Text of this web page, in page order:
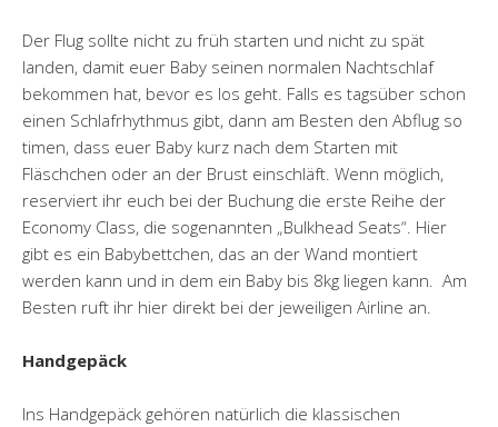
Der Flug sollte nicht zu früh starten und nicht zu spät
landen, damit euer Baby seinen normalen Nachtschlaf
bekommen hat, bevor es los geht. Falls es tagsüber schon
einen Schlafrhythmus gibt, dann am Besten den Abflug so
timen, dass euer Baby kurz nach dem Starten mit
Fläschchen oder an der Brust einschläft. Wenn möglich,
reserviert ihr euch bei der Buchung die erste Reihe der
Economy Class, die sogenannten „Bulkhead Seats“. Hier
gibt es ein Babybettchen, das an der Wand montiert
werden kann und in dem ein Baby bis 8kg liegen kann. Am
Besten ruft ihr hier direkt bei der jeweiligen Airline an.
Handgepäck
Ins Handgepäck gehören natürlich die klassischen